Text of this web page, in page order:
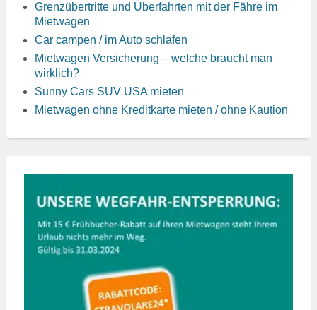
Grenzübertritte und Überfahrten mit der Fähre im
Mietwagen
Car campen / im Auto schlafen
Mietwagen Versicherung – welche braucht man
wirklich?
Sunny Cars SUV USA mieten
Mietwagen ohne Kreditkarte mieten / ohne Kaution